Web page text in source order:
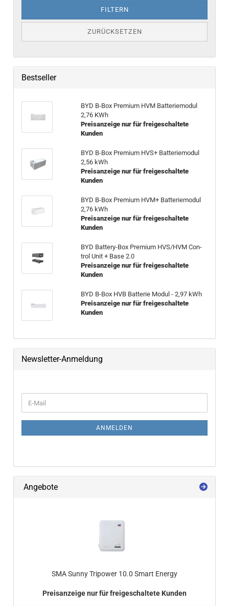
FILTERN
ZURÜCKSETZEN
Bestseller
BYD B-Box Pre­mi­um HVM Bat­te­rie­mo­dul
2,76 KWh
Preisanzeige nur für freigeschaltete
Kunden
BYD B-Box Pre­mi­um HVS+ Bat­te­rie­mo­dul
2,56 kWh
Preisanzeige nur für freigeschaltete
Kunden
BYD B-Box Pre­mi­um HVM+ Bat­te­rie­mo­dul
2,76 kWh
Preisanzeige nur für freigeschaltete
Kunden
BYD Battery-​Box Pre­mi­um HVS/HVM Con­
trol Unit + Base 2.0
Preisanzeige nur für freigeschaltete
Kunden
BYD B-Box HVB Bat­te­rie Modul - 2,97 kWh
Preisanzeige nur für freigeschaltete
Kunden
Newsletter-Anmeldung
ANMELDEN
Angebote
SMA Sunny Tri­power 10.0 Smart En­er­gy
Preisanzeige nur für freigeschaltete Kunden